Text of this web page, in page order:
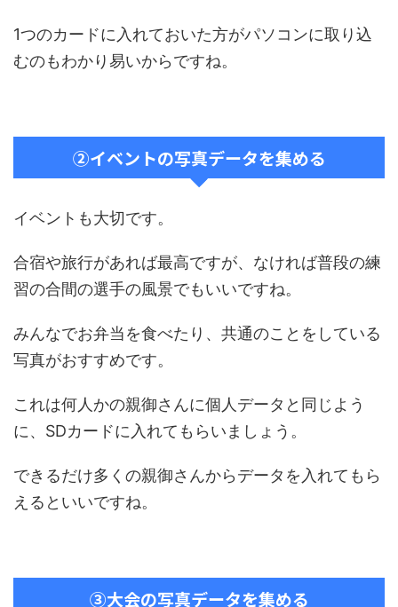
1つのカードに入れておいた方がパソコンに取り込
むのもわかり易いからですね。
②イベントの写真データを集める
イベントも大切です。
合宿や旅行があれば最高ですが、なければ普段の練
習の合間の選手の風景でもいいですね。
みんなでお弁当を食べたり、共通のことをしている
写真がおすすめです。
これは何人かの親御さんに個人データと同じよう
に、SDカードに入れてもらいましょう。
できるだけ多くの親御さんからデータを入れてもら
えるといいですね。
③大会の写真データを集める